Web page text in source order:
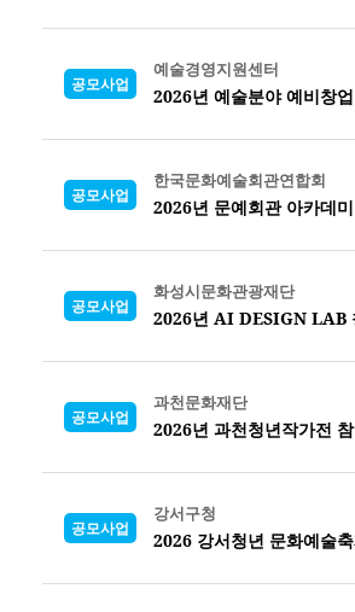
공모사업
예술경영지원센터
2026년 예술분야 예비창
공모사업
한국문화예술회관연합회
2026년 문예회관 아카데
공모사업
화성시문화관광재단
2026년 AI DESIGN LAB
공모사업
과천문화재단
2026년 과천청년작가전
공모사업
강서구청
2026 강서청년 문화예술